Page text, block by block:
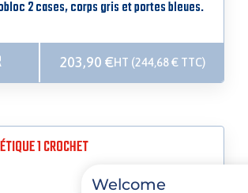
2 cases, corps gris et portes bleues.
203,90 €HT (244,68€TTC)
1 CROCHET
Welcome